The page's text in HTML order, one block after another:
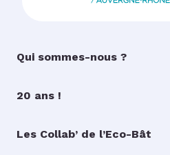
Qui sommes-nous ?
20 ans !
Les Collab’ de l’Eco-Bât